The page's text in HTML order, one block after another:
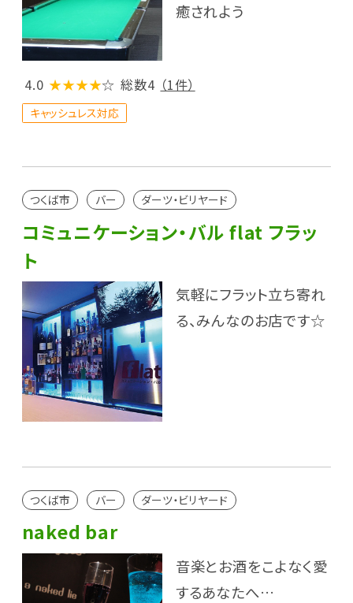
癒されよう
4.0 ★★★★☆ 総数4 （1件）
キャッシュレス対応
つくば市 バー ダーツ・ビリヤード
コミュニケーション・バル flat フラッ
ト
気軽にフラット立ち寄れ
る、みんなのお店です☆
つくば市 バー ダーツ・ビリヤード
naked bar
音楽とお酒をこよなく愛
するあなたへ…